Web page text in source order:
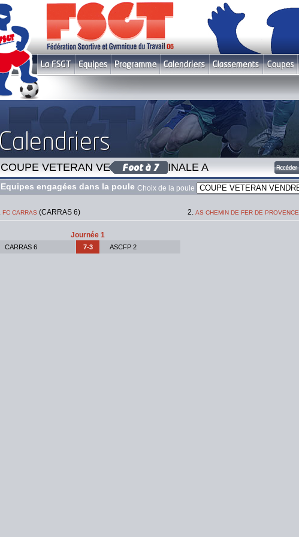
Choix de la poule
COUPE VETERAN VENDREDI - FINALE A
Equipes engagées dans la poule
FC CARRAS (CARRAS 6) AS CHEMIN DE FER DE PROVENCE
Journée 1
CARRAS 6 7-3 ASCFP 2